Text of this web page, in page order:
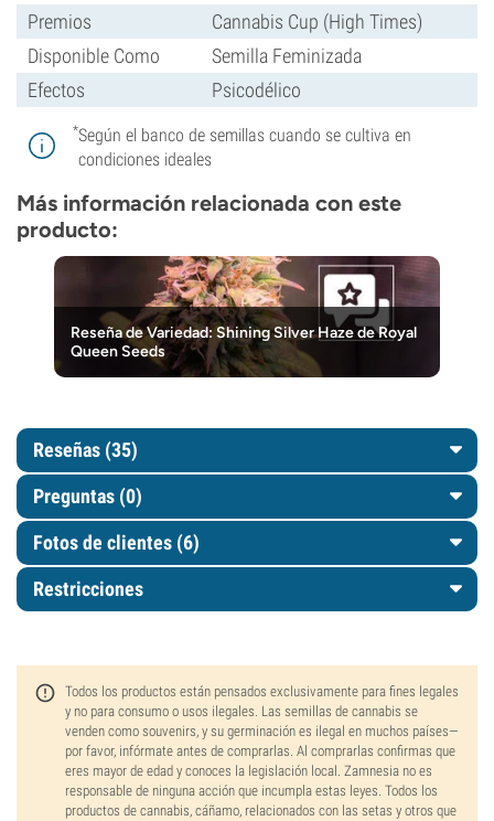
Premios
Cannabis Cup (High Times)
Disponible Como
Semilla Feminizada
Efectos
Psicodélico
*Según el banco de semillas cuando se cultiva en
condiciones ideales
Más información relacionada con este
producto:
Reseña de Variedad: Shining Silver Haze de Royal
Queen Seeds
Reseñas (35)
Preguntas (0)
Fotos de clientes (6)
Restricciones
Todos los productos están pensados exclusivamente para fines legales
y no para consumo o usos ilegales. Las semillas de cannabis se
venden como souvenirs, y su germinación es ilegal en muchos países—
por favor, infórmate antes de comprarlas. Al comprarlas confirmas que
eres mayor de edad y conoces la legislación local. Zamnesia no es
responsable de ninguna acción que incumpla estas leyes. Todos los
productos de cannabis, cáñamo, relacionados con las setas y otros que